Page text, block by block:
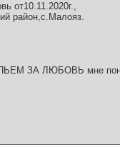
от10.11.2020г.,
район,с.Малояз.
ЗА ЛЮБОВЬ мне